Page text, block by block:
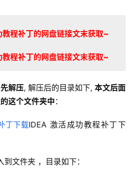
程补丁的网盘链接文末获取~
程补丁的网盘链接文末获取~
先解压, 解压后的目录如下, 本文后面
这个文件夹中 ：
IDEA 激活成功教程补丁下
到文件夹 ，目录如下：